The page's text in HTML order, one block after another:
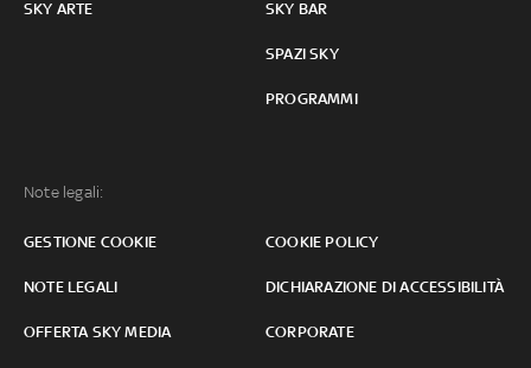
SKY ARTE SKY BAR
SPAZI SKY
PROGRAMMI
Note legali:
GESTIONE COOKIE COOKIE POLICY
NOTE LEGALI DICHIARAZIONE DI ACCESSIBILITÀ
OFFERTA SKY MEDIA CORPORATE